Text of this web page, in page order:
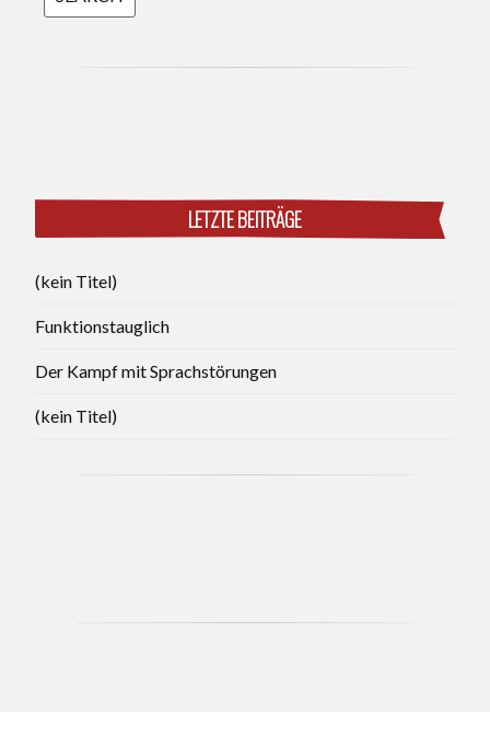
LETZTE BEITRÄGE
(kein Titel)
Funktionstauglich
Der Kampf mit Sprachstörungen
(kein Titel)